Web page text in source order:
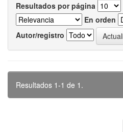
Resultados por página
En orden
Autor/registro
Resultados 1-1 de 1.